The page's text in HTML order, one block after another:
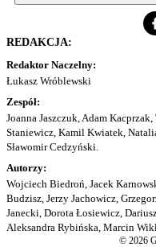
REDAKCJA:
Redaktor Naczelny:
Łukasz Wróblewski
Zespół:
Joanna Jaszczuk, Adam
Staniewicz, Kamil Kwiatek,
Sławomir Cedzyński.
Autorzy:
Wojciech Biedroń, Jacek
Budzisz, Jerzy Jachowicz,
Janecki, Dorota Łosiewicz,
Aleksandra Rybińska, Marcin
© 2026